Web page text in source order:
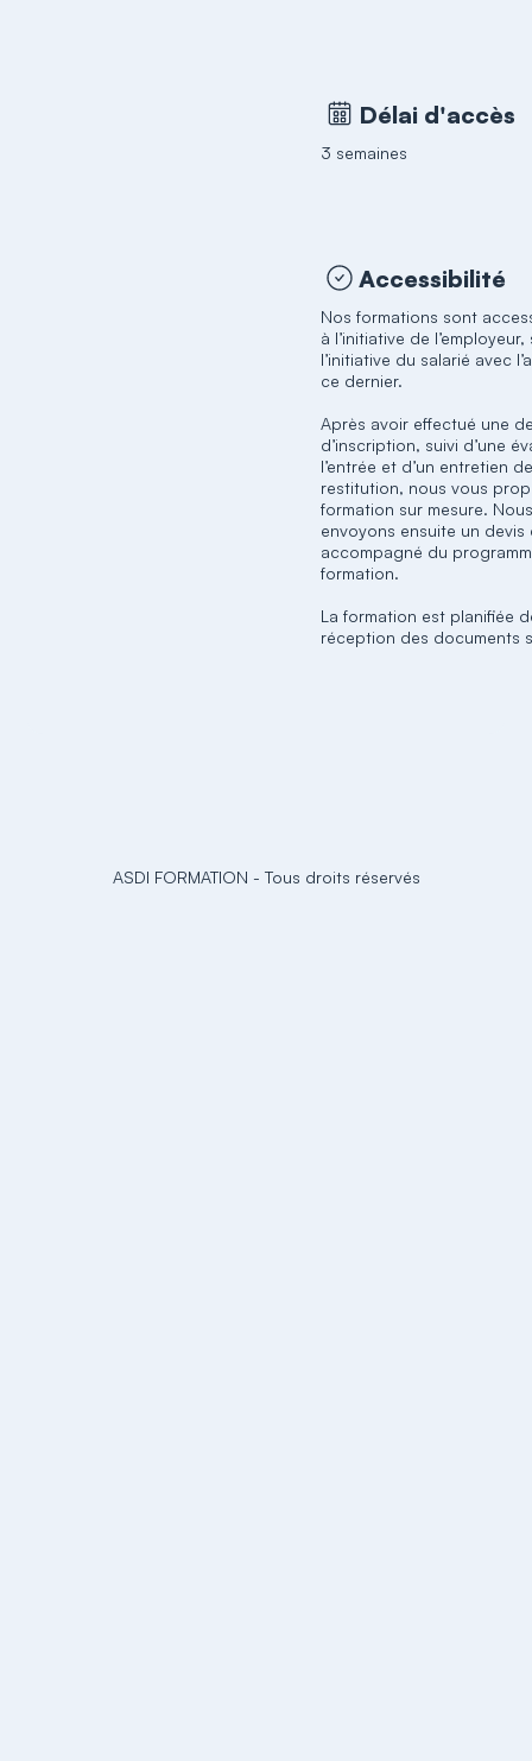
Délai d'accès
3 semaines
Accessibilité
Nos formations sont
à l’initiative de
l’initiative du salarié avec
ce dernier.
Après avoir effectué une
d’inscription, suivi d’une
l’entrée et d’un entretien
restitution, nous vous
formation sur mesure.
envoyons ensuite un devis
accompagné du
formation.
La formation est planifiée
réception des documents
ASDI FORMATION - Tous droits réservés